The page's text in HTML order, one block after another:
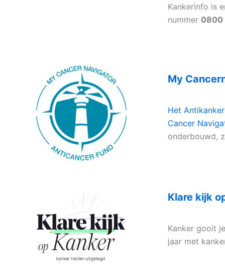
Kankerinfo is
nummer 0800
My
Het
Cancer
onderbouwd,
Klare kijk
Kanker gooit
jaar met